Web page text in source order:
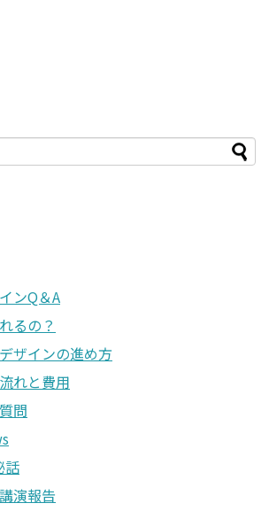
ンQ＆A
るの？
ザインの進め方
れと費用
問
話
演報告